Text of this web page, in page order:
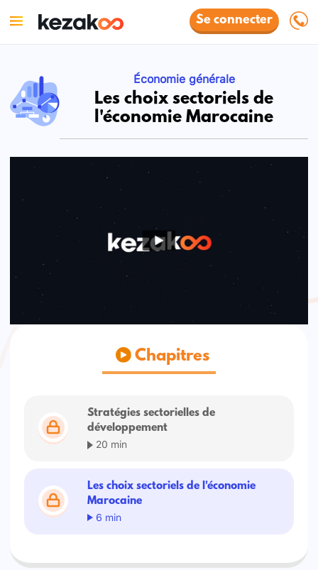
Se connecter
Économie générale
Les choix sectoriels de
l'économie Marocaine
Chapitres
Stratégies sectorielles de
développement
20 min
Les choix sectoriels de l'économie
Marocaine
6 min